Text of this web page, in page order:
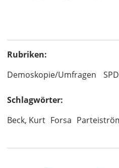
Rubriken:
Demoskopie/Umfragen
SPD
Schlagwörter:
Beck, Kurt Forsa